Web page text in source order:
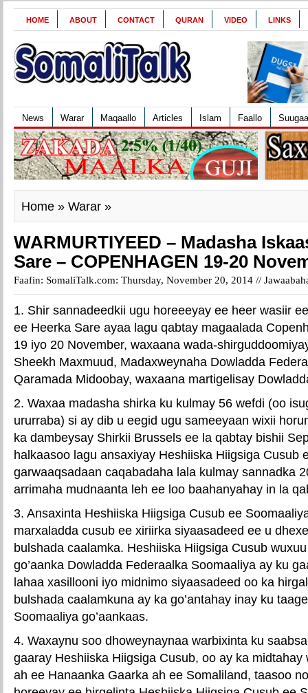
HOME ABOUT CONTACT QURAN VIDEO LINKS
News Warar Maqaallo Articles Islam Faallo
Home » Warar »
WARMURTIYEED – Madasha
Sare – COPENHAGEN 19-20
Faafin: SomaliTalk.com: Thursday, November 20, 2014 //
1. Shir sannadeedkii ugu horeeeyay ee heer wasiir
ee Heerka Sare ayaa lagu qabtay magaalada
19 iyo 20 November, waxaana wada-
Sheekh Maxmuud, Madaxweynaha Dowladda
Qaramada Midoobay, waxaana martigelisay
2. Waxaa madasha shirka ku kulmay 56 wefdi (oo
ururraba) si ay dib u eegid ugu sameeyaan wixii
ka dambeysay Shirkii Brussels ee la qabtay bishii
halkaasoo lagu ansaxiyay Heshiiska Hiigsiga Cusub
garwaaqsadaan caqabadaha lala kulmay sannadka
arrimaha mudnaanta leh ee loo baahanyahay in la
3. Ansaxinta Heshiiska Hiigsiga Cusub ee
marxaladda cusub ee xiriirka siyaasadeed ee u
bulshada caalamka. Heshiiska Hiigsiga Cusub
go’aanka Dowladda Federaalka Soomaaliya ay ku
lahaa xasillooni iyo midnimo siyaasadeed oo ka
bulshada caalamkuna ay ka go’antahay inay ku
Soomaaliya go’aankaas.
4. Waxaynu soo dhoweynaynaa warbixinta ku
gaaray Heshiiska Hiigsiga Cusub, oo ay ka midtahay
ah ee Hanaanka Gaarka ah ee Somaliland, taasoo